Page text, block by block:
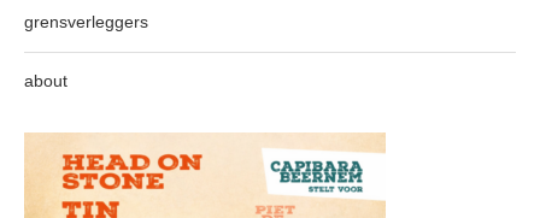
grensverleggers
about